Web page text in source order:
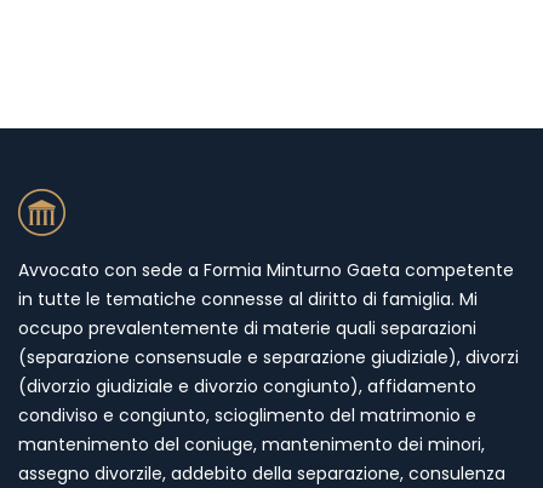
Avvocato con sede a Formia Minturno Gaeta competente
in tutte le tematiche connesse al diritto di famiglia. Mi
occupo prevalentemente di materie quali separazioni
(separazione consensuale e separazione giudiziale), divorzi
(divorzio giudiziale e divorzio congiunto), affidamento
condiviso e congiunto, scioglimento del matrimonio e
mantenimento del coniuge, mantenimento dei minori,
assegno divorzile, addebito della separazione, consulenza